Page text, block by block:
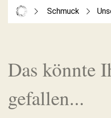
Schmuck
Das könnte
gefallen...